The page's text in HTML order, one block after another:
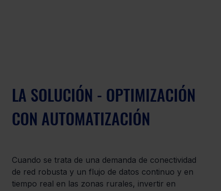
LA SOLUCIÓN - OPTIMIZACIÓN
CON AUTOMATIZACIÓN
Cuando se trata de una demanda de conectividad
de red robusta y un flujo de datos continuo y en
tiempo real en las zonas rurales, invertir en